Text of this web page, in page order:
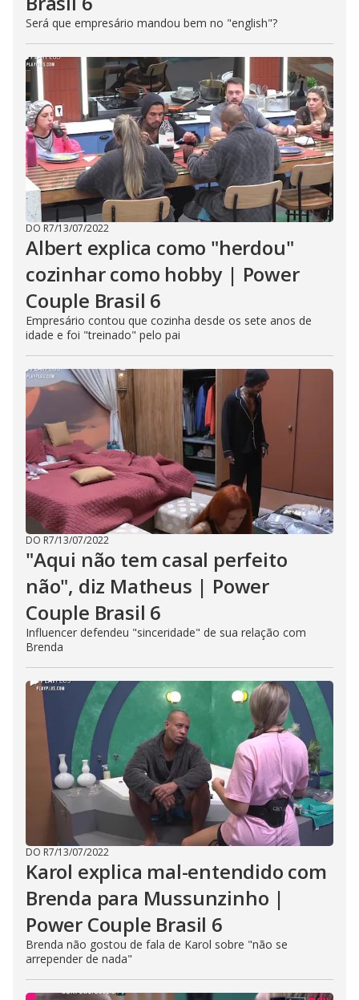
Será que empresário mandou bem no "english"?
DO R7/13/07/2022
Albert explica como "herdou"
cozinhar como hobby | Power
Couple Brasil 6
Empresário contou que cozinha desde os sete anos de
idade e foi "treinado" pelo pai
DO R7/13/07/2022
"Aqui não tem casal perfeito
não", diz Matheus | Power
Couple Brasil 6
Influencer defendeu "sinceridade" de sua relação com
Brenda
DO R7/13/07/2022
Karol explica mal-entendido com
Brenda para Mussunzinho |
Power Couple Brasil 6
Brenda não gostou de fala de Karol sobre "não se
arrepender de nada"